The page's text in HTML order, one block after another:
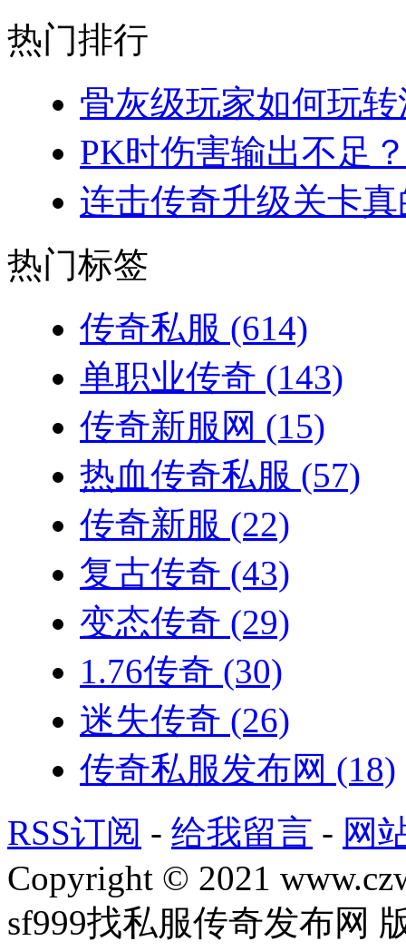
热门排行
骨灰级玩家如何玩
PK时伤害输出不足
连击传奇升级关卡
热门标签
传奇私服 (614)
单职业传奇 (143)
传奇新服网 (15)
热血传奇私服 (57)
传奇新服 (22)
复古传奇 (43)
变态传奇 (29)
1.76传奇 (30)
迷失传奇 (26)
传奇私服发布网 (18)
RSS订阅 - 给我留言 - 网
Copyright © 2021
sf999找私服传奇发布网